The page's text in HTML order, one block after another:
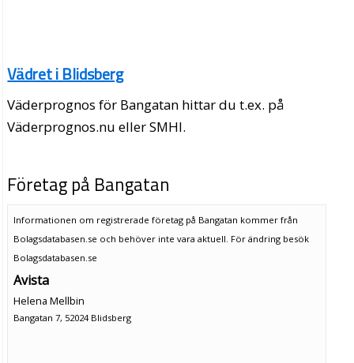
Vädret i Blidsberg
Väderprognos för Bangatan hittar du t.ex. på
Väderprognos.nu eller SMHI.
Företag på Bangatan
Informationen om registrerade företag på Bangatan kommer från
Bolagsdatabasen.se och behöver inte vara aktuell. För ändring besök
Bolagsdatabasen.se
Avista
Helena Mellbin
Bangatan 7, 52024 Blidsberg